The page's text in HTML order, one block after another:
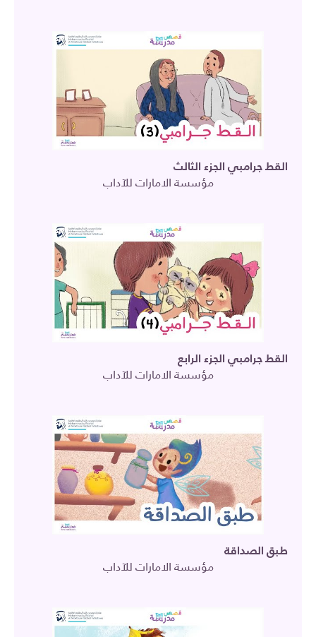
القط جرامبي الجزء الثالث
مؤسسة الامارات للآداب
القط جرامبي الجزء الرابع
مؤسسة الامارات للآداب
طبق الصداقة
مؤسسة الامارات للآداب